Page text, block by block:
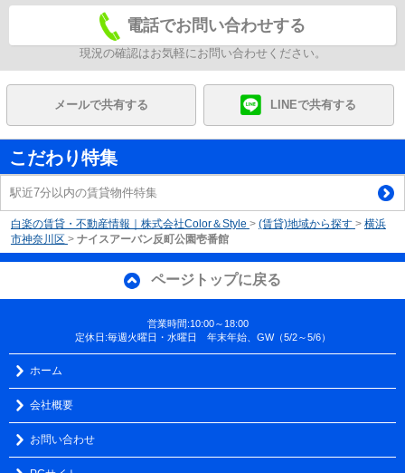
電話でお問い合わせする
現況の確認はお気軽にお問い合わせください。
メールで共有する LINEで共有する
こだわり特集
駅近7分以内の賃貸物件特集
白楽の賃貸・不動産情報｜株式会社Color＆Style > (賃貸)地域から探す > 横浜
市神奈川区 > ナイスアーバン反町公園壱番館
ページトップに戻る
営業時間:10:00～18:00
定休日:毎週火曜日・水曜日 年末年始、GW（5/2～5/6）
ホーム
会社概要
お問い合わせ